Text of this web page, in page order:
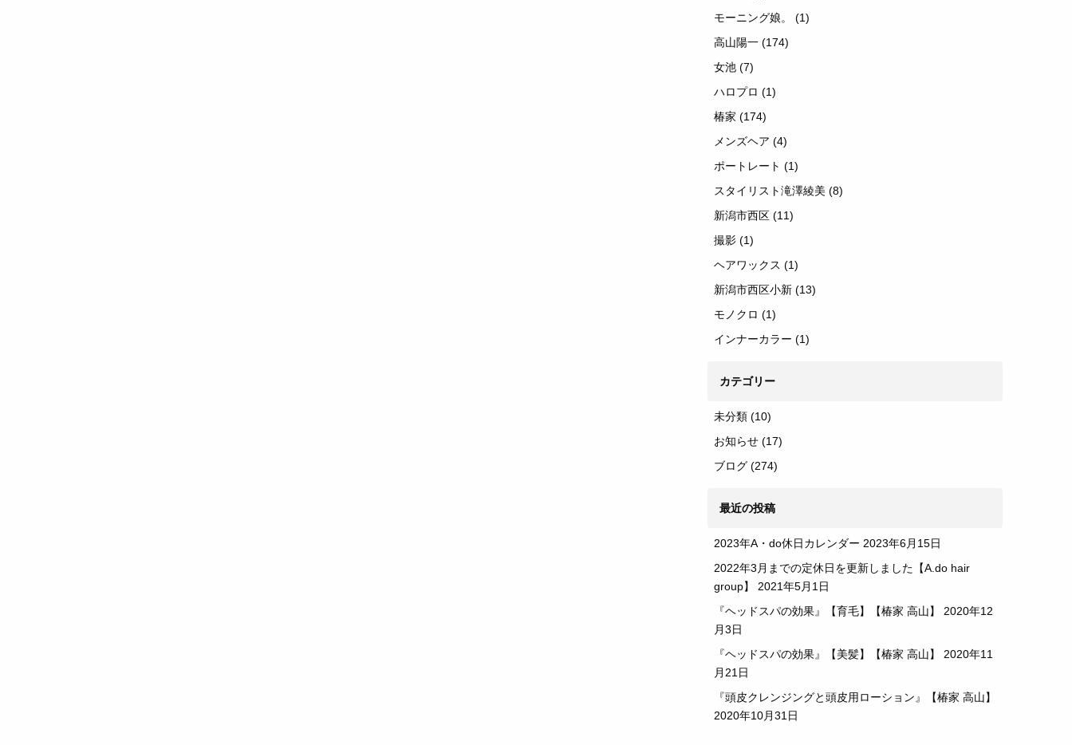
モーニング娘。 (1)
高山陽一 (174)
女池 (7)
ハロプロ (1)
椿家 (174)
メンズヘア (4)
ポートレート (1)
スタイリスト滝澤綾美 (8)
新潟市西区 (11)
撮影 (1)
ヘアワックス (1)
新潟市西区小新 (13)
モノクロ (1)
インナーカラー (1)
カテゴリー
未分類 (10)
お知らせ (17)
ブログ (274)
最近の投稿
2023年A・do休日カレンダー 2023年6月15日
2022年3月までの定休日を更新しました【A.do hair
group】
2021年5月1日
『ヘッドスパの効果』【育毛】【椿家 高山】
2020年12
月3日
『ヘッドスパの効果』【美髪】【椿家 高山】
2020年11
月21日
『頭皮クレンジングと頭皮用ローション』【椿家 高山】
2020年10月31日